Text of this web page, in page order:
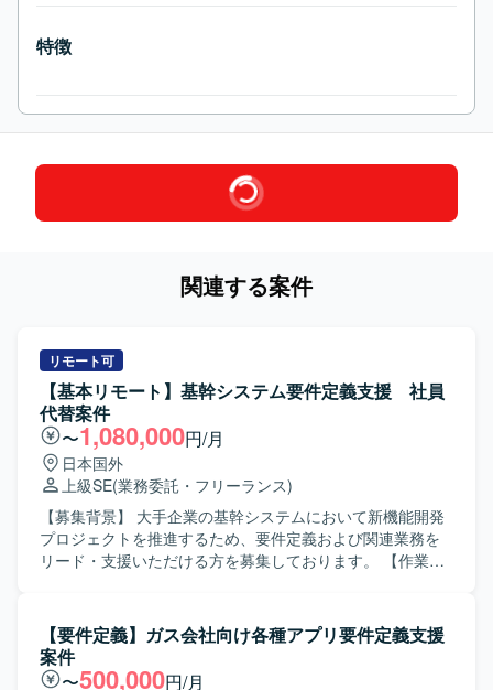
特徴
関連する案件
リモート可
【基本リモート】基幹システム要件定義支援 社員
代替案件
〜1,080,000円/月
日本国外
上級SE(業務委託・フリーランス)
【募集背景】 大手企業の基幹システムにおいて新機能開発
プロジェクトを推進するため、要件定義および関連業務を
リード・支援いただける方を募集しております。 【作業内
係システムとの仕様調整を行いながら、要件定義工程を中
心にプロジェクト推進を支援していただきます。 各種設計
書レビューに向けた検討や、要件定義書・設計書などのド
【要件定義】ガス会社向け各種アプリ要件定義支援
案件
〜500,000円/月